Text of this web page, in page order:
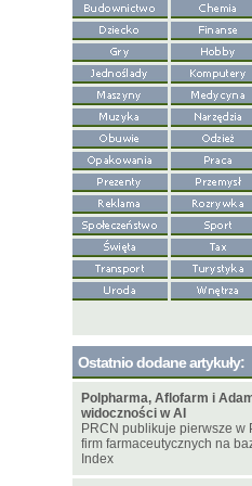
Ostatnio dodane artykuły:
Polpharma, Aflofarm i
widoczności w AI
PRCN publikuje pierwsze w
firm farmaceutycznych na
Index